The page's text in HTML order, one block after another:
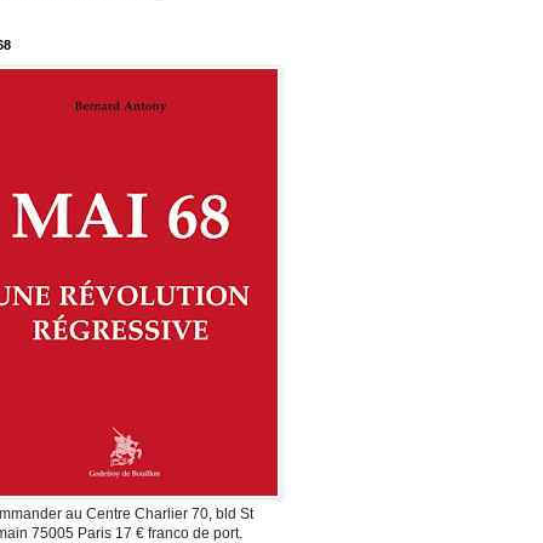
au Centre Charlier 70, bld St
75005 Paris 17 € franco de port.